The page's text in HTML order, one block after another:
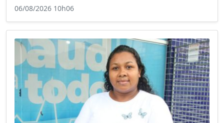
06/08/2026 10h06